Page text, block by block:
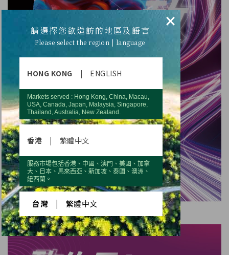
×
請選擇您欲造訪的地區及語言
Please select the region | language
HONG KONG | ENGLISH
Markets served : Hong Kong, China, Macau,
USA, Canada, Japan, Malaysia, Singapore,
Thailand, Australia, New Zealand.
香港 | 繁體中文
服務市場包括香港、中國、澳門、美國、加拿
大、日本、馬來西亞、新加坡、泰國、澳洲、
紐西蘭。
台灣 繁體中文